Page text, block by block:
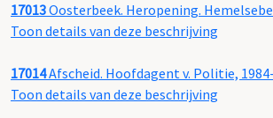
17013Oosterbeek. Heropening.
Toon details van deze beschrijving
17014Afscheid. Hoofdagent v. Politie,
Toon details van deze beschrijving